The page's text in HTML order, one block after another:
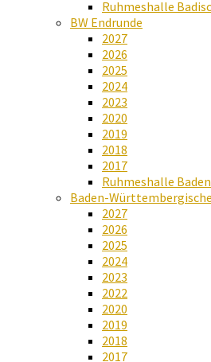
Ruhmeshalle
BW Endrunde
2027
2026
2025
2024
2023
2020
2019
2018
2017
Ruhmeshalle
Baden-
2027
2026
2025
2024
2023
2022
2020
2019
2018
2017